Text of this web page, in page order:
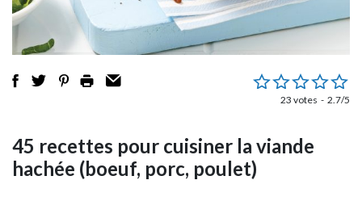
23 votes 2.7/5
45 recettes pour cuisiner la viande
hachée (boeuf, porc, poulet)